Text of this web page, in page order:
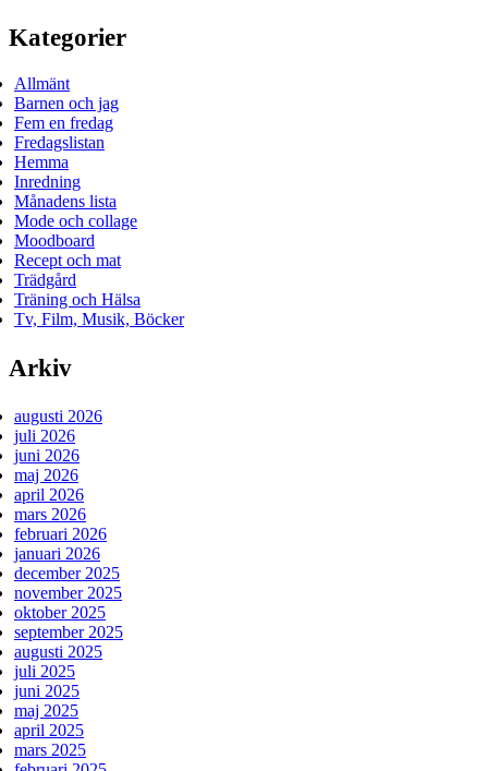
inlägg
Kategorier
Allmänt
Barnen och jag
Fem en fredag
Fredagslistan
Hemma
Inredning
Månadens lista
Mode och collage
Moodboard
Recept och mat
Trädgård
Träning och Hälsa
Tv, Film, Musik, Böcker
Arkiv
augusti 2026
juli 2026
juni 2026
maj 2026
april 2026
mars 2026
februari 2026
januari 2026
december 2025
november 2025
oktober 2025
september 2025
augusti 2025
juli 2025
juni 2025
maj 2025
april 2025
mars 2025